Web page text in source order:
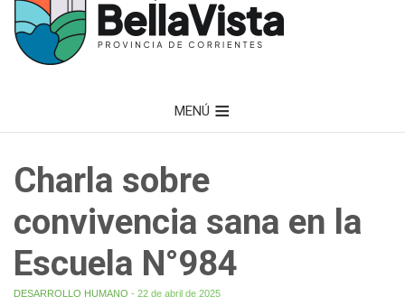
MENÚ
Charla sobre
convivencia sana en la
Escuela N°984
DESARROLLO HUMANO - 22 de abril de 2025